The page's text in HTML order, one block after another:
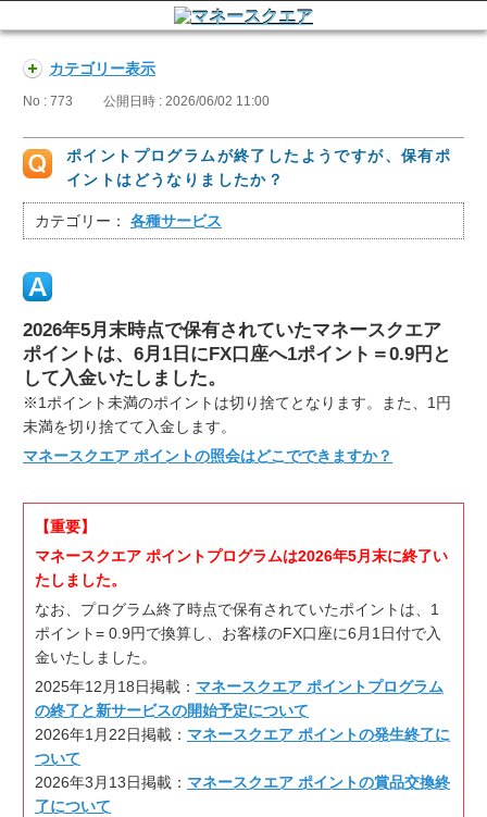
カテゴリー表示
No : 773 公開日時 : 2026/06/02 11:00
ポイントプログラムが終了したようですが、保有ポ
イントはどうなりましたか？
カテゴリー： 各種サービス
2026年5月末時点で保有されていたマネースクエア
ポイントは、6月1日にFX口座へ1ポイント＝0.9円と
して入金いたしました。
※1ポイント未満のポイントは切り捨てとなります。また、1円
未満を切り捨てて入金します。
マネースクエア ポイントの照会はどこでできますか？
【重要】
マネースクエア ポイントプログラムは2026年5月末に終了い
たしました。
なお、プログラム終了時点で保有されていたポイントは、1
ポイント= 0.9円で換算し、お客様のFX口座に6月1日付で入
金いたしました。
2025年12月18日掲載： マネースクエア ポイントプログラム
の終了と新サービスの開始予定について
2026年1月22日掲載： マネースクエア ポイントの発生終了に
ついて
2026年3月13日掲載： マネースクエア ポイントの賞品交換終
了について